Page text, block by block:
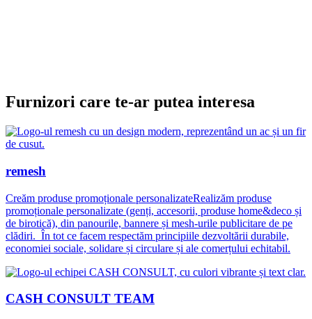
Furnizori care te-ar putea interesa
remesh
Creăm produse promoționale personalizateRealizăm produse
promoționale personalizate (genți, accesorii, produse home&deco și
de birotică), din panourile, bannere și mesh-urile publicitare de pe
clădiri. În tot ce facem respectăm principiile dezvoltării durabile,
economiei sociale, solidare și circulare și ale comerțului echitabil.
CASH CONSULT TEAM